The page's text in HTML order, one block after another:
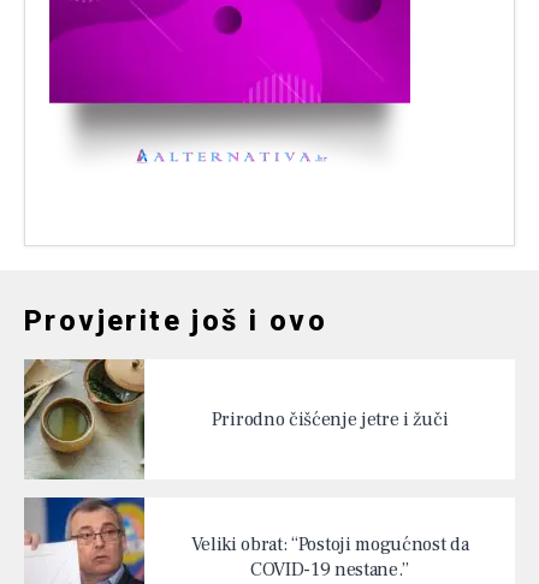
Provjerite još i ovo
Prirodno čišćenje jetre i žuči
Veliki obrat: “Postoji mogućnost da
COVID-19 nestane.”